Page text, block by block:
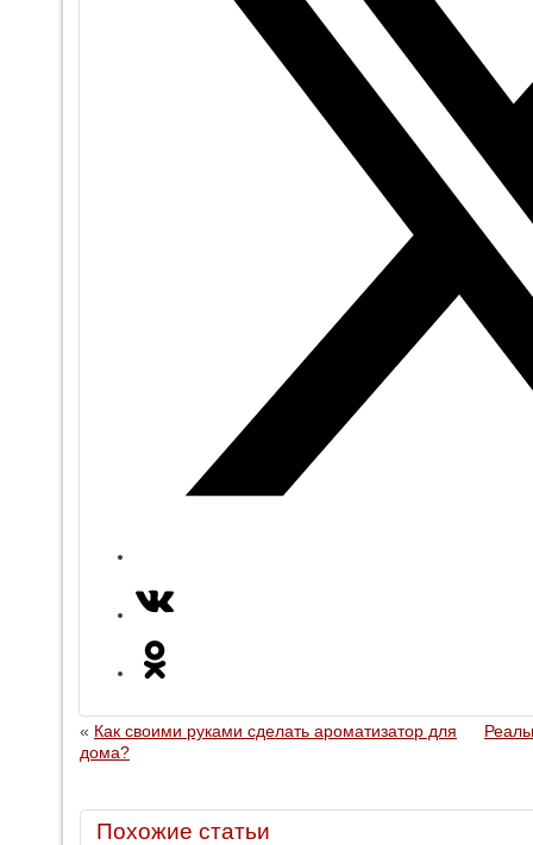
« Как своими руками сделать ароматизатор для
дома?
Похожие статьи